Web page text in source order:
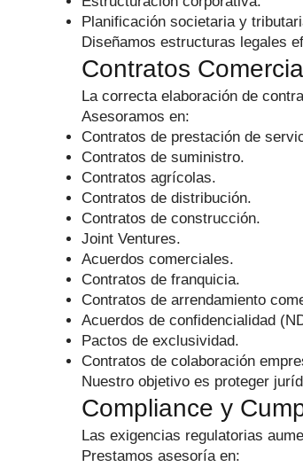
Planificación societaria y
Diseñamos estructuras legales
Contratos
La correcta elaboración de
Asesoramos en:
Contratos de prestación de
Contratos de suministro.
Contratos agrícolas.
Contratos de distribución.
Contratos de construcción.
Joint Ventures.
Acuerdos comerciales.
Contratos de franquicia.
Contratos de arrendamiento
Acuerdos de confidencialidad
Pactos de exclusividad.
Contratos de colaboración
Nuestro objetivo es proteger
Compliance y
Las exigencias regulatorias
Prestamos asesoría en: